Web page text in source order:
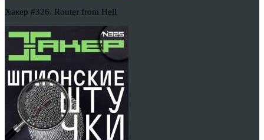
Хакер #326. Router from Hell